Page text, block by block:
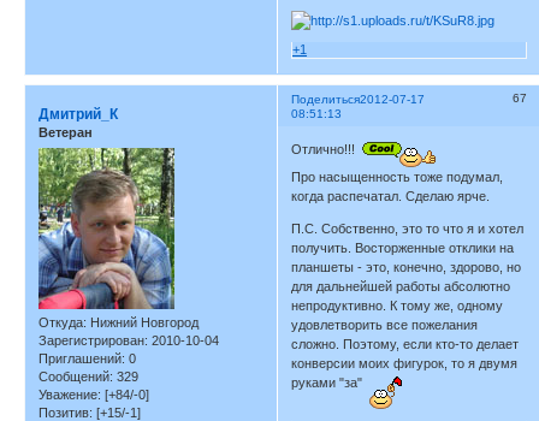
+1
Поделиться 67
2012-07-17
08:51:13
Дмитрий_К
Ветеран
Откуда: Нижний Новгород
Зарегистрирован: 2010-10-04
Приглашений: 0
Сообщений: 329
Уважение: [+84/-0]
Позитив: [+15/-1]
Отлично!!!
Про насыщенность тоже подумал,
когда распечатал. Сделаю ярче.
П.С. Собственно, это то что я и хотел
получить. Восторженные отклики на
планшеты - это, конечно, здорово, но
для дальнейшей работы абсолютно
непродуктивно. К тому же, одному
удовлетворить все пожелания
сложно. Поэтому, если кто-то делает
конверсии моих фигурок, то я двумя
руками "за"